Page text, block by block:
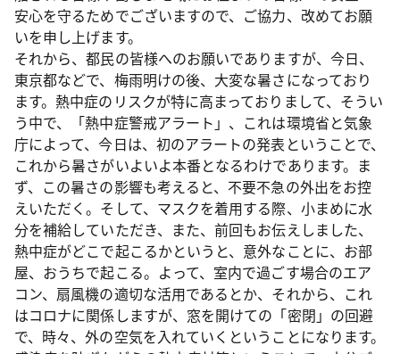
安心を守るためでございますので、ご協力、改めてお願
いを申し上げます。
それから、都民の皆様へのお願いでありますが、今日、
東京都などで、梅雨明けの後、大変な暑さになっており
ます。熱中症のリスクが特に高まっておりまして、そうい
う中で、「熱中症警戒アラート」、これは環境省と気象
庁によって、今日は、初のアラートの発表ということで、
これから暑さがいよいよ本番となるわけであります。ま
ず、この暑さの影響も考えると、不要不急の外出をお控
えいただく。そして、マスクを着用する際、小まめに水
分を補給していただき、また、前回もお伝えしました、
熱中症がどこで起こるかというと、意外なことに、お部
屋、おうちで起こる。よって、室内で過ごす場合のエア
コン、扇風機の適切な活用であるとか、それから、これ
はコロナに関係しますが、窓を開けての「密閉」の回避
で、時々、外の空気を入れていくということになります。